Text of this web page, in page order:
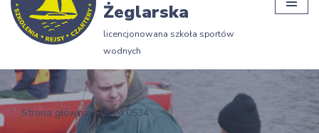
Żeglarska
licencjonowana szkoła sportów
wodnych
Strona główna»18.04.0534